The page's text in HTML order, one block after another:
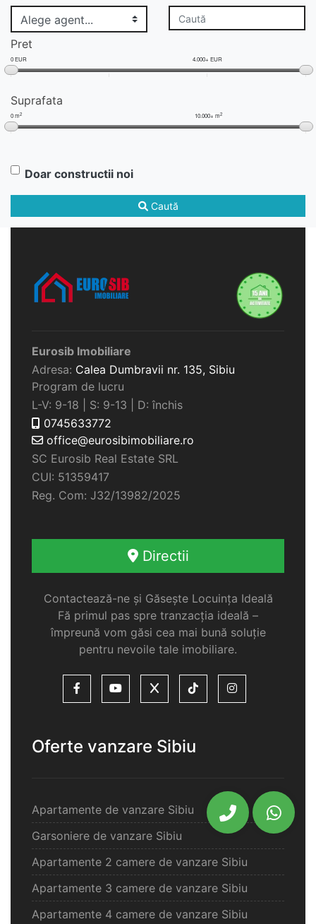
Pret
0 EUR 4.000+ EUR
Suprafata
0 m2 10.000+ m2
Doar constructii noi
Caută
Eurosib Imobiliare
Adresa: Calea Dumbravii nr. 135, Sibiu
Program de lucru
L-V: 9-18 | S: 9-13 | D: închis
0745633772
office@eurosibimobiliare.ro
SC Eurosib Real Estate SRL
CUI: 51359417
Reg. Com: J32/13982/2025
Directii
Contactează-ne și Găsește Locuința Ideală
Fă primul pas spre tranzacția ideală –
împreună vom găsi cea mai bună soluție
pentru nevoile tale imobiliare.
Oferte vanzare Sibiu
Apartamente de vanzare Sibiu
Garsoniere de vanzare Sibiu
Apartamente 2 camere de vanzare Sibiu
Apartamente 3 camere de vanzare Sibiu
Apartamente 4 camere de vanzare Sibiu